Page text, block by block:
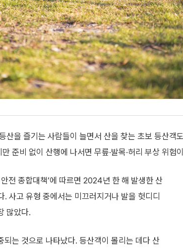
산을 즐기는 사람들이 늘면서 산을 찾는 초보 등산객
준비 없이 산행에 나서면 무릎·발목·허리 부상 위험
전 종합대책’에 따르면 2024년 한 해 발생한 산
사고 유형 중에서는 미끄러지거나 발을 헛디디
많았다.
는 것으로 나타났다. 등산객이 몰리는 데다 산